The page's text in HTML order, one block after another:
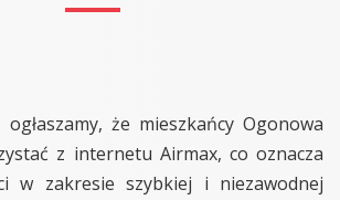
że mieszkańcy Ogonowa
z internetu Airmax, co oznacza
w zakresie szybkiej i niezawodnej